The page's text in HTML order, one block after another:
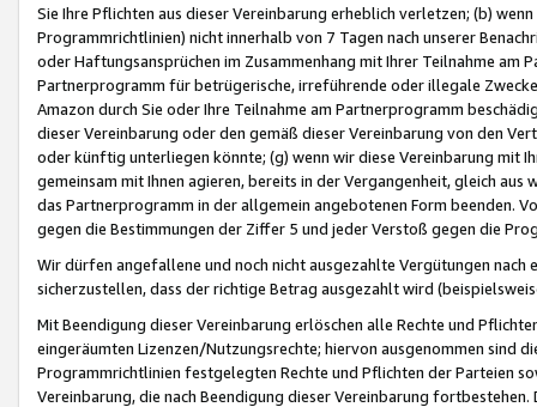
Sie Ihre Pflichten aus dieser Vereinbarung erheblich verletzen; (b)
Programmrichtlinien) nicht innerhalb von 7 Tagen nach unserer
oder Haftungsansprüchen im Zusammenhang mit Ihrer Teilnahme am
Partnerprogramm für betrügerische, irreführende oder illegale
Amazon durch Sie oder Ihre Teilnahme am Partnerprogramm
dieser Vereinbarung oder den gemäß dieser Vereinbarung von den
oder künftig unterliegen könnte; (g) wenn wir diese Vereinbarung mit
gemeinsam mit Ihnen agieren, bereits in der Vergangenheit, gleich
das Partnerprogramm in der allgemein angebotenen Form beenden.
gegen die Bestimmungen der Ziffer 5 und jeder Verstoß gegen die
Wir dürfen angefallene und noch nicht ausgezahlte Vergütungen
sicherzustellen, dass der richtige Betrag ausgezahlt wird
Mit Beendigung dieser Vereinbarung erlöschen alle Rechte und
eingeräumten Lizenzen/Nutzungsrechte; hiervon ausgenommen sind
Programmrichtlinien festgelegten Rechte und Pflichten der Parteien
Vereinbarung, die nach Beendigung dieser Vereinbarung